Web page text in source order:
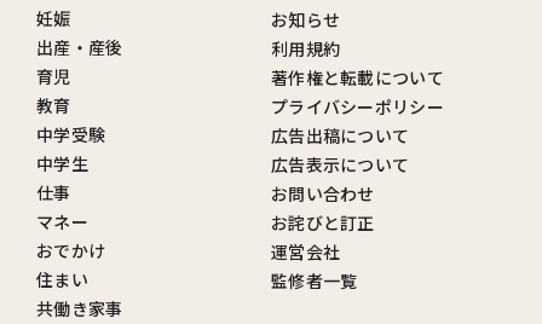
妊娠
出産・産後
育児
教育
中学受験
中学生
仕事
マネー
おでかけ
住まい
共働き家事
お知らせ
利用規約
著作権と転載について
プライバシーポリシー
広告出稿について
広告表示について
お問い合わせ
お詫びと訂正
運営会社
監修者一覧